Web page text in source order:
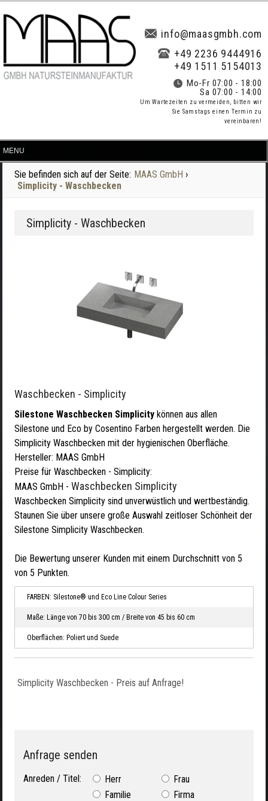
info@maasgmbh.com
+49 2236 9444916
+49 1511 5154013
Mo-Fr 07:00 - 18:00
Sa 07:00 - 14:00
Um Wartezeiten zu vermeiden, bitten wir
Sie Samstags einen Termin zu
vereinbaren!
Sie befinden sich auf der Seite: MAAS GmbH ›
Simplicity - Waschbecken
Simplicity - Waschbecken
Waschbecken - Simplicity
Silestone Waschbecken Simplicity können aus allen
Silestone und Eco by Cosentino Farben hergestellt werden. Die
Simplicity Waschbecken mit der hygienischen Oberfläche.
Hersteller: MAAS GmbH
Preise für Waschbecken - Simplicity:
MAAS GmbH - Waschbecken Simplicity
Waschbecken Simplicity sind unverwüstlich und wertbeständig.
Staunen Sie über unsere große Auswahl zeitloser Schönheit der
Silestone Simplicity Waschbecken.
Die Bewertung unserer Kunden mit einem Durchschnitt von 5
von 5 Punkten.
FARBEN: Silestone® und Eco Line Colour Series
Maße: Länge von 70 bis 300 cm / Breite von 45 bis 60 cm
Oberflächen: Poliert und Suede
Simplicity Waschbecken - Preis auf Anfrage!
Anfrage senden
Anreden / Titel: Herr
Frau
Familie
Firma